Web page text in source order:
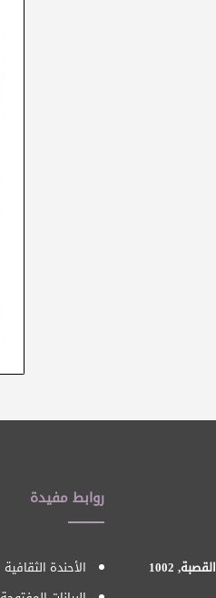
العنوان : نهج 2 مارس 1934 القصبة, 1002
روابط مفيدة
الأحندة الثقافية